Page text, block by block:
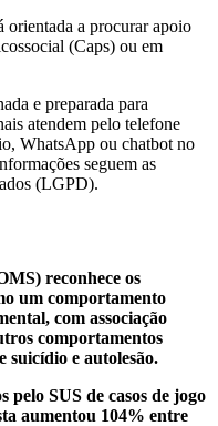
orientada a procurar apoio
(Caps) ou em
e preparada para
atendem pelo telefone
WhatsApp ou chatbot no
seguem as
(LGPD).
reconhece os
um comportamento
com associação
comportamentos
suicídio e autolesão.
SUS de casos de jogo
aumentou 104% entre